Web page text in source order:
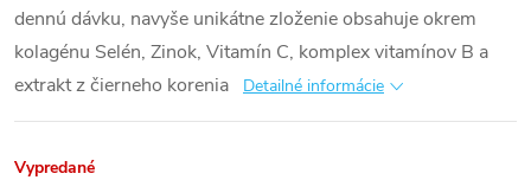
dennú dávku, navyše unikátne zloženie obsahuje okrem
kolagénu Selén, Zinok, Vitamín C, komplex vitamínov B a
extrakt z čierneho korenia
Detailné informácie
Vypredané